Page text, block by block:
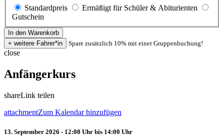
Standardpreis
Ermäßigt für Schüler & Abiturienten
Gutschein
Spare zusätzlich 10% mit einer Gruppenbuchung!
close
Anfängerkurs
shareLink teilen
attachmentZum Kalendar hinzufügen
13. September 2026 - 12:00 Uhr bis 14:00 Uhr